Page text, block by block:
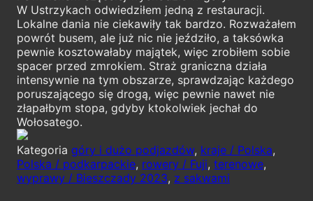
W Ustrzykach odwiedziłem jedną z restauracji.
Lokalne dania nie ciekawiły tak bardzo. Rozważałem
powrót busem, ale już nic nie jeździło, a taksówka
pewnie kosztowałaby majątek, więc zrobiłem sobie
spacer przed zmrokiem. Straż graniczna działa
intensywnie na tym obszarze, sprawdzając każdego
poruszającego się drogą, więc pewnie nawet nie
złapałbym stopa, gdyby ktokolwiek jechał do
Wołosatego.
Kategoria góry i dużo podjazdów, kraje / Polska,
Polska / podkarpackie, rowery / Fuji, terenowe,
wyprawy / Bieszczady 2023, z sakwami